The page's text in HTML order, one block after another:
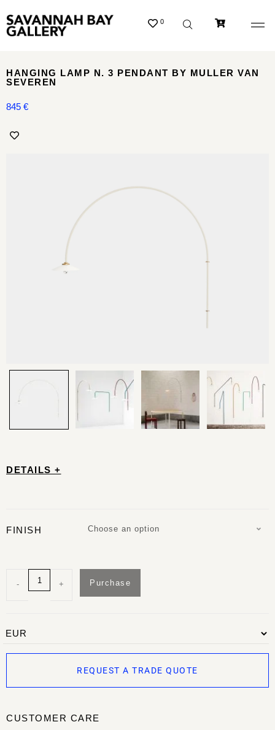
0
DETAILS +
FINISH Choose an option
- + Purchase
REQUEST A TRADE QUOTE
CUSTOMER CARE
HANGING LAMP N. 3 PENDANT BY MULLER VAN
SEVEREN
845 €